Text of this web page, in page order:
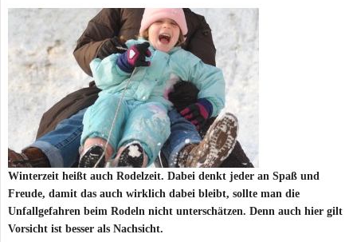
Winterzeit heißt auch Rodelzeit. Dabei denkt jeder an Spaß und
Freude, damit das auch wirklich dabei bleibt, sollte man die
Unfallgefahren beim Rodeln nicht unterschätzen. Denn auch hier gilt
Vorsicht ist besser als Nachsicht.